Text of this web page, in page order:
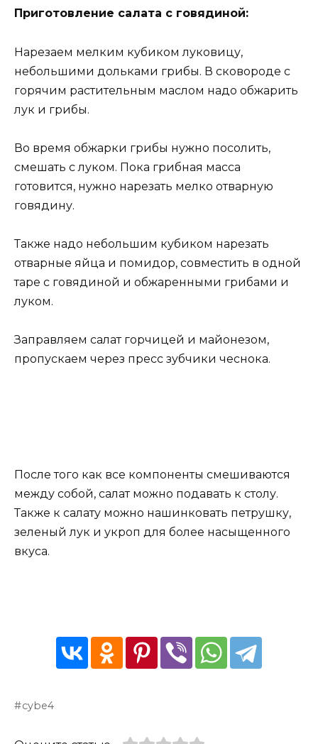
Приготовление салата с говядиной:
Нарезаем мелким кубиком луковицу,
небольшими дольками грибы. В сковороде с
горячим растительным маслом надо обжарить
лук и грибы.
Во время обжарки грибы нужно посолить,
смешать с луком. Пока грибная масса
готовится, нужно нарезать мелко отварную
говядину.
Также надо небольшим кубиком нарезать
отварные яйца и помидор, совместить в одной
таре с говядиной и обжаренными грибами и
луком.
Заправляем салат горчицей и майонезом,
пропускаем через пресс зубчики чеснока.
После того как все компоненты смешиваются
между собой, салат можно подавать к столу.
Также к салату можно нашинковать петрушку,
зеленый лук и укроп для более насыщенного
вкуса.
cybe4